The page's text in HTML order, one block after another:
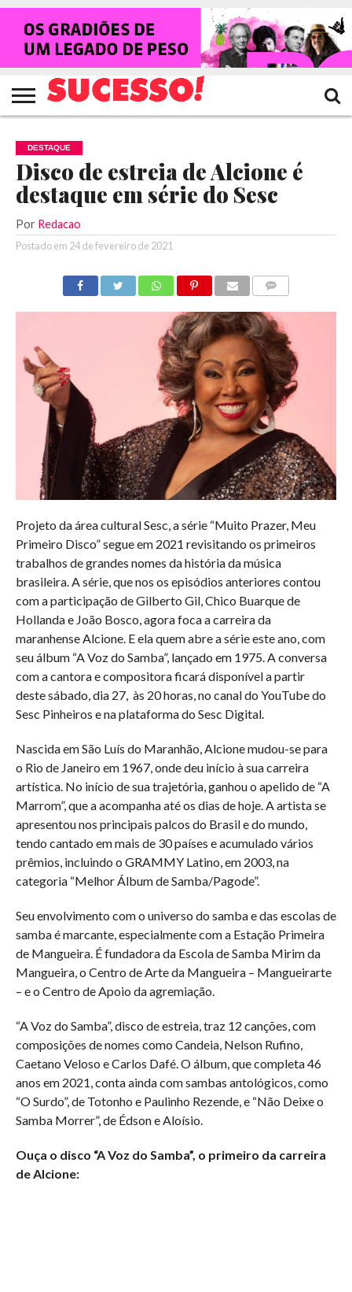
HOME
NOTÍCIAS
SHOWS
ENTREVISTAS
CLIQUES
RANKING
CROWLEY
TV
SUCESSO!
REVISTA
SUCESSO!
DESTAQUE
Disco de estreia de Alcione é
destaque em série do Sesc
Por Redacao
Postado em 24 de fevereiro de 2021
Projeto da área cultural Sesc, a série “Muito Prazer, Meu
Primeiro Disco” segue em 2021 revisitando os primeiros
trabalhos de grandes nomes da história da música
brasileira. A série, que nos os episódios anteriores contou
com a participação de Gilberto Gil, Chico Buarque de
Hollanda e João Bosco, agora foca a carreira da
maranhense Alcione. E ela quem abre a série este ano, com
seu álbum “A Voz do Samba”, lançado em 1975. A conversa
com a cantora e compositora ficará disponível a partir
deste sábado, dia 27, às 20 horas, no canal do YouTube do
Sesc Pinheiros e na plataforma do Sesc Digital.
Nascida em São Luís do Maranhão, Alcione mudou-se para
o Rio de Janeiro em 1967, onde deu início à sua carreira
artística. No início de sua trajetória, ganhou o apelido de “A
Marrom”, que a acompanha até os dias de hoje. A artista se
apresentou nos principais palcos do Brasil e do mundo,
tendo cantado em mais de 30 países e acumulado vários
prêmios, incluindo o GRAMMY Latino, em 2003, na
categoria “Melhor Álbum de Samba/Pagode”.
Seu envolvimento com o universo do samba e das escolas de
samba é marcante, especialmente com a Estação Primeira
de Mangueira. É fundadora da Escola de Samba Mirim da
Mangueira, o Centro de Arte da Mangueira – Mangueirarte
– e o Centro de Apoio da agremiação.
“A Voz do Samba”, disco de estreia, traz 12 canções, com
composições de nomes como Candeia, Nelson Rufino,
Caetano Veloso e Carlos Dafé. O álbum, que completa 46
anos em 2021, conta ainda com sambas antológicos, como
“O Surdo”, de Totonho e Paulinho Rezende, e “Não Deixe o
Samba Morrer”, de Édson e Aloísio.
Ouça o disco “A Voz do Samba”, o primeiro da carreira
de Alcione: